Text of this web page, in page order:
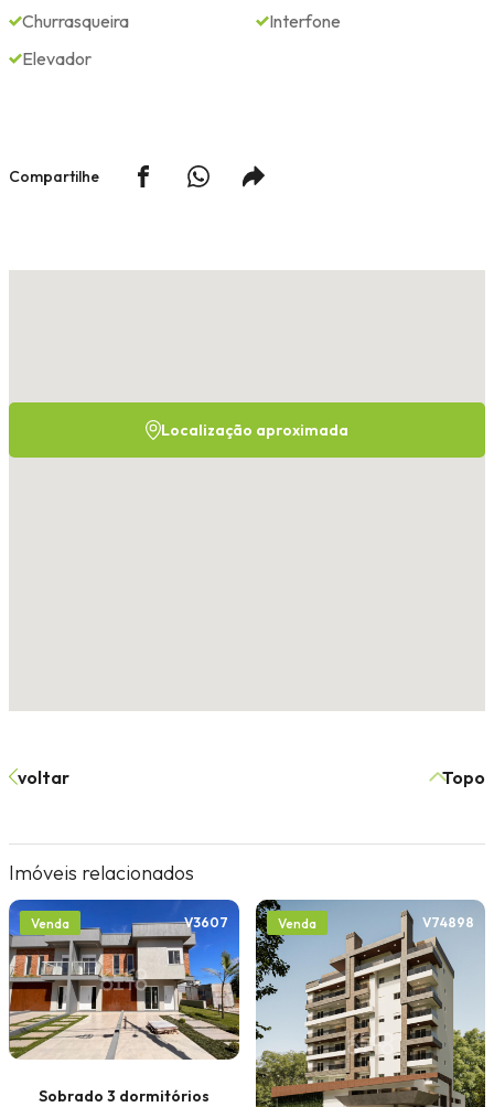
Churrasqueira
Elevador
Interfone
Compartilhe
Localização aproximada
voltar Topo
Imóveis relacionados
Venda V3607
Sobrado 3 dormitórios
Venda V74898